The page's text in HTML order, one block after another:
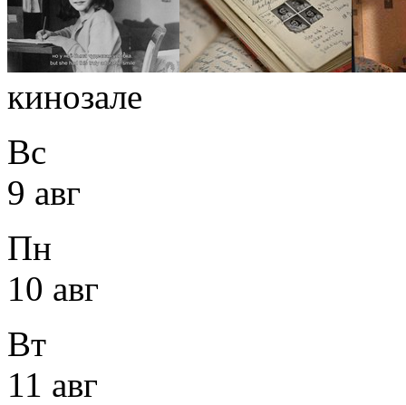
кинозале
Вс
9 авг
Пн
10 авг
Вт
11 авг